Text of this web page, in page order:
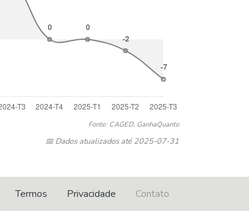
Fonte: CAGED, GanhaQuanto
📅 Dados atualizados até 2025-07-31
Termos Privacidade Contato